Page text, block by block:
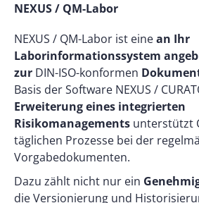
NEXUS / QM-Labor
NEXUS / QM-Labor ist einean Ihr
Laborinformationssystem
zur DIN-ISO-konformen
Basis der Software NEXUS /
Erweiterung eines integrierten
Risikomanagements unterstützt
täglichen Prozesse bei der
Vorgabedokumenten.
Dazu zählt nicht nur ein
die Versionierung und